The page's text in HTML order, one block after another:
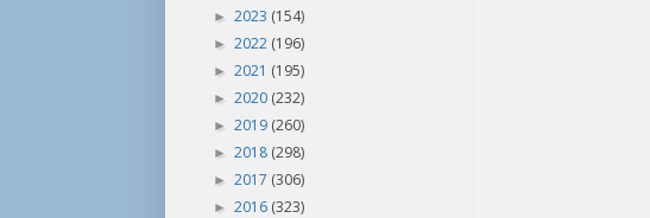
► 2023 (154)
► 2022 (196)
► 2021 (195)
► 2020 (232)
► 2019 (260)
► 2018 (298)
► 2017 (306)
► 2016 (323)